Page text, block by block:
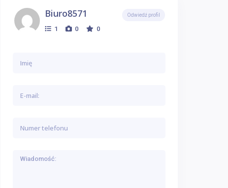
Biuro8571
1 0 0
Odwiedź profil